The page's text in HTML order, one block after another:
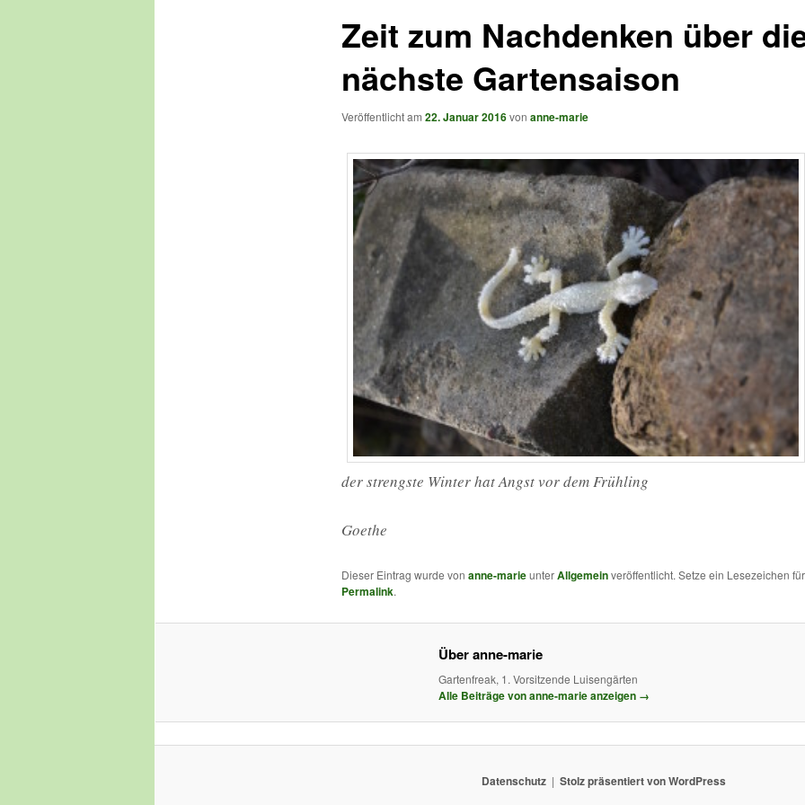
Zeit zum Nachdenken über
nächste Gartensaison
Veröffentlicht am 22. Januar 2016von anne-marie
der strengste Winter hat Angst vor dem Frühling
Goethe
Dieser Eintrag wurde von anne-marieunterAllgemeinveröffentlicht. Setze ein Lesezeichen
Permalink.
Über anne-marie
Gartenfreak, 1. Vorsitzende Luisengärten
Alle Beiträge von anne-marie anzeigen →
Datenschutz Stolz präsentiert von WordPress